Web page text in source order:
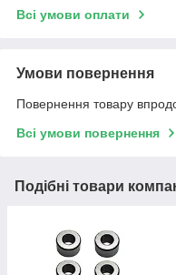
Всі умови оплати
Умови повернення
Повернення товару
Всі умови повернення
Подібні товари